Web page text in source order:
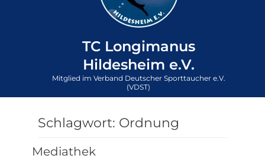
TC Longimanus
Hildesheim e.V.
Mitglied im Verband Deutscher Sporttaucher e.V.
(VDST)
Schlagwort: Ordnung
Mediathek